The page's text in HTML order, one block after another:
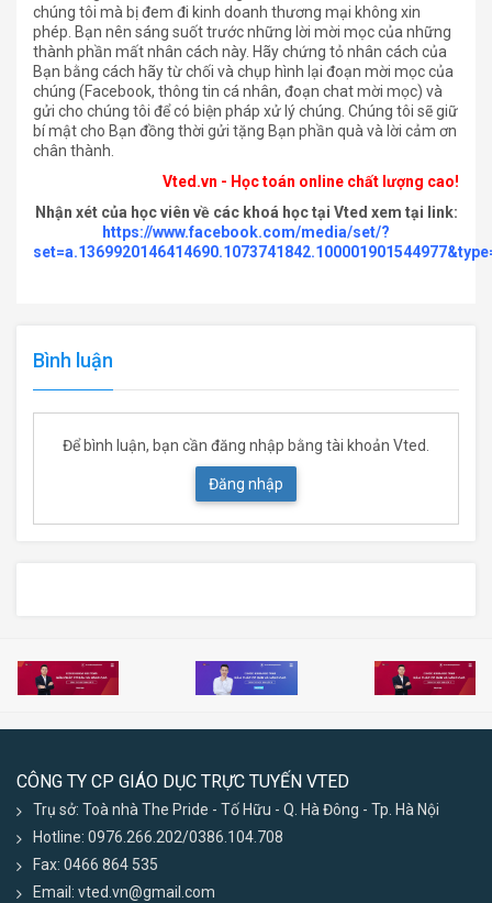
chúng tôi mà bị đem đi kinh doanh thương mại không xin
phép. Bạn nên sáng suốt trước những lời mời mọc của những
thành phần mất nhân cách này. Hãy chứng tỏ nhân cách của
Bạn bằng cách hãy từ chối và chụp hình lại đoạn mời mọc của
chúng (Facebook, thông tin cá nhân, đoạn chat mời mọc) và
gửi cho chúng tôi để có biện pháp xử lý chúng. Chúng tôi sẽ giữ
bí mật cho Bạn đồng thời gửi tặng Bạn phần quà và lời cảm ơn
chân thành.
Vted.vn - Học toán online chất lượng cao!
Nhận xét của học viên về các khoá học tại Vted xem tại link:
https://www.facebook.com/media/set/?
Bình luận
Để bình luận, bạn cần đăng nhập bằng tài khoản Vted.
Đăng nhập
CÔNG TY CP GIÁO DỤC TRỰC TUYẾN VTED
Trụ sở: Toà nhà The Pride - Tố Hữu - Q. Hà Đông - Tp. Hà Nội
Hotline: 0976.266.202/0386.104.708
Fax: 0466 864 535
Email: vted.vn@gmail.com